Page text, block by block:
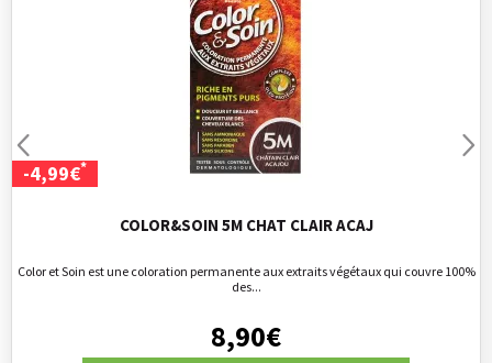
-4,99€*
COLOR&SOIN 5M CHAT CLAIR ACAJ
Color et Soin est une coloration permanente aux extraits végétaux qui couvre 100%
des...
8,90€